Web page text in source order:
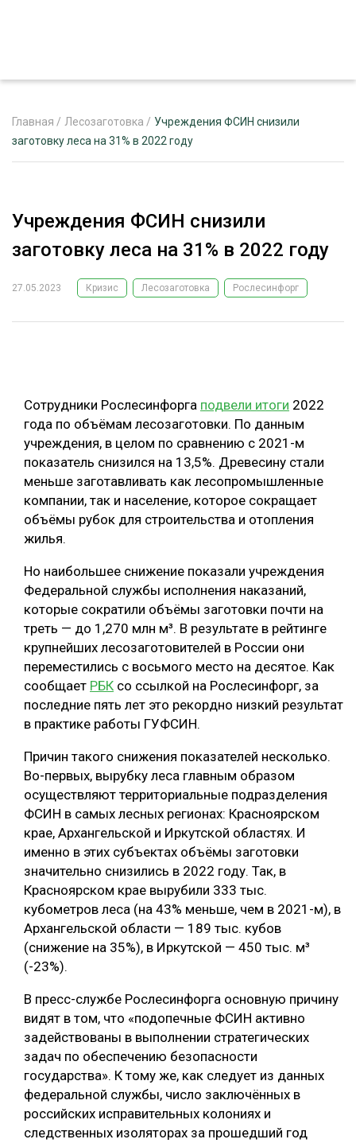
РЕКЛАМОДАТЕЛЯМ
ЛЕСНОЕ ХОЗЯЙСТВО
ЦИФРОВАЯ СРЕДА
БИОЭНЕРГЕТИКА
ЛЕСОВОССТАНОВЛЕНИЕ И ЗАЩИТА
ПРОИЗВОДСТВО ДРЕВЕСНЫХ ПЛИТ
КОМПЛЕКСНАЯ ПЕРЕРАБОТКА
ДЕРЕВЯННОЕ ДОМОСТРОЕНИЕ
БЕЗОПАСНОЕ ПРОИЗВОДСТВО
СОРТИРОВКА ДРЕВЕСИНЫ
МЕБЕЛЬНОЕ ПРОИЗВОДСТВО
РУБРИКИ
ТЕМАТИЧЕСКИЕ ПРОЕКТЫ
ПОДБОРКИ СТАТЕЙ
Главная / Лесозаготовка / Учреждения ФСИН снизили
заготовку леса на 31% в 2022 году
Учреждения ФСИН снизили
заготовку леса на 31% в 2022 году
27.05.2023 Кризис Лесозаготовка Рослесинфорг
Сотрудники Рослесинфорга подвели итоги 2022
года по объёмам лесозаготовки. По данным
учреждения, в целом по сравнению с 2021-м
показатель снизился на 13,5%. Древесину стали
меньше заготавливать как лесопромышленные
компании, так и население, которое сокращает
объёмы рубок для строительства и отопления
жилья.
Но наибольшее снижение показали учреждения
Федеральной службы исполнения наказаний,
которые сократили объёмы заготовки почти на
треть — до 1,270 млн м³. В результате в рейтинге
крупнейших лесозаготовителей в России они
переместились с восьмого место на десятое. Как
сообщает РБК со ссылкой на Рослесинфорг, за
последние пять лет это рекордно низкий результат
в практике работы ГУФСИН.
Причин такого снижения показателей несколько.
Во-первых, вырубку леса главным образом
осуществляют территориальные подразделения
ФСИН в самых лесных регионах: Красноярском
крае, Архангельской и Иркутской областях. И
именно в этих субъектах объёмы заготовки
значительно снизились в 2022 году. Так, в
Красноярском крае вырубили 333 тыс.
кубометров леса (на 43% меньше, чем в 2021-м), в
Архангельской области — 189 тыс. кубов
(снижение на 35%), в Иркутской — 450 тыс. м³
(-23%).
В пресс-службе Рослесинфорга основную причину
видят в том, что «подопечные ФСИН активно
задействованы в выполнении стратегических
задач по обеспечению безопасности
государства». К тому же, как следует из данных
федеральной службы, число заключённых в
российских исправительных колониях и
следственных изоляторах за прошедший год